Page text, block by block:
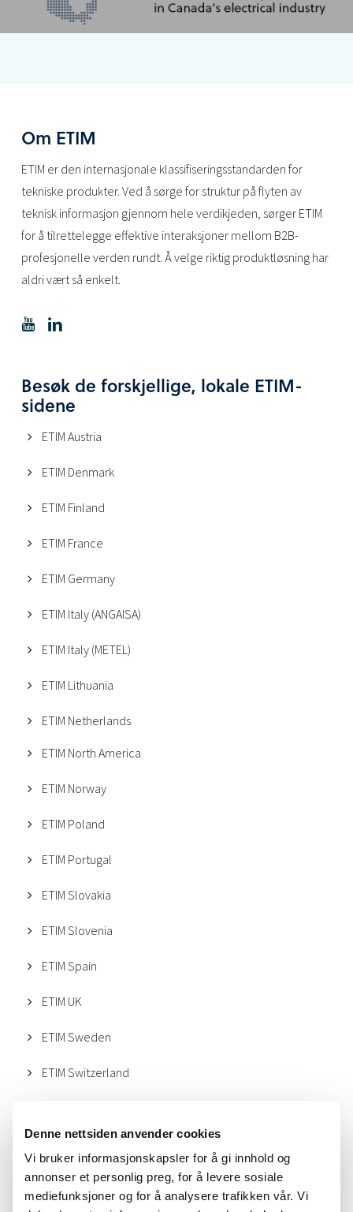
Denne nettsiden anvender cookies
Vi bruker informasjonskapsler for å gi innhold og
annonser et personlig preg, for å levere sosiale
mediefunksjoner og for å analysere trafikken vår. Vi
Om ETIM
ETIM er den internasjonale klassifiseringsstandarden for
tekniske produkter. Ved å sørge for struktur på flyten av
teknisk informasjon gjennom hele verdikjeden, sørger ETIM
for å tilrettelegge effektive interaksjoner mellom B2B-
profesjonelle verden rundt. Å velge riktig produktløsning har
aldri vært så enkelt.
Besøk de forskjellige, lokale ETIM-
sidene
ETIM Austria
ETIM Denmark
ETIM Finland
ETIM France
ETIM Germany
ETIM Italy (ANGAISA)
ETIM Italy (METEL)
ETIM Lithuania
ETIM Netherlands
ETIM North America
ETIM Norway
ETIM Poland
ETIM Portugal
ETIM Slovakia
ETIM Slovenia
ETIM Spain
ETIM UK
ETIM Sweden
ETIM Switzerland
ETIM Norge
ETIM Norge er tilknyttet ETIM International, som har
førersetet i Brussel. For kontakt med ETIM Norge, se
detaljene nedenfor.